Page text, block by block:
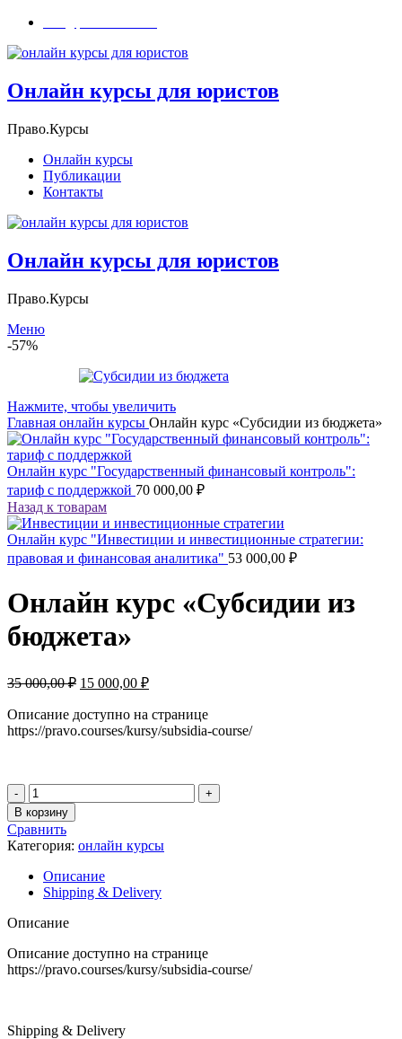
Онлайн курсы для юристов
Право.Курсы
Онлайн курсы
Публикации
Контакты
Онлайн курсы для юристов
Право.Курсы
Меню
-57%
Нажмите, чтобы увеличить
Главная онлайн курсы Онлайн курс «Субсидии из бюджета»
Онлайн курс "Государственный финансовый контроль":
тариф с поддержкой 70 000,00 ₽
Назад к товарам
Онлайн курс "Инвестиции и инвестиционные стратегии:
правовая и финансовая аналитика" 53 000,00 ₽
Онлайн курс «Субсидии из
бюджета»
35 000,00₽ Первоначальная
составляла
35
15 000,00 ₽Текущая
15
000,00 ₽.
Описание доступно на странице
https://pravo.courses/kursy/subsidia-course/
Количество
товара
Онлайн
курс
"Субсидии
из
бюджета"
В корзину
Сравнить
Категория: онлайн курсы
Описание
Shipping & Delivery
Описание
Описание доступно на странице
https://pravo.courses/kursy/subsidia-course/
Shipping & Delivery